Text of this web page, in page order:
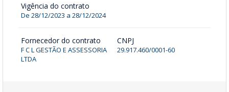
Vigência do contrato
De 28/12/2023 a 28/12/2024
Fornecedor do contrato
F C L GESTÃO E ASSESSORIA
LTDA
CNPJ
29.917.460/0001-60